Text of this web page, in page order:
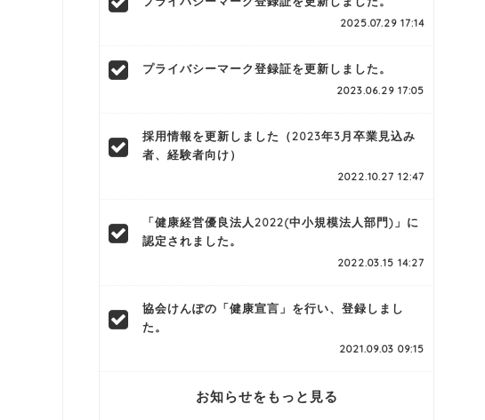
2025.07.29 17:14
プライバシーマーク登録証を更新しました。
2023.06.29 17:05
採用情報を更新しました（2023年3月卒業見込み
者、経験者向け）
2022.10.27 12:47
「健康経営優良法人2022(中小規模法人部門)」に
認定されました。
2022.03.15 14:27
協会けんぽの「健康宣言」を行い、登録しまし
た。
2021.09.03 09:15
お知らせをもっと見る